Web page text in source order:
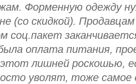
Форменную одежду
(со скидкой).
соц.пакет
оплата питания,
лишней роскошью,
уволят, тоже самое